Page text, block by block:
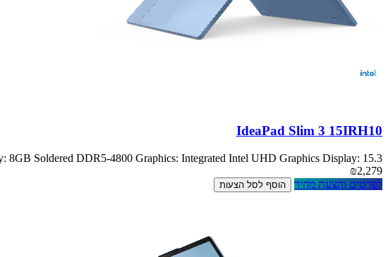
IdeaPad Slim 3 15IRH10
Soldered DDR5-4800 Graphics: Integrated Intel UHD Graphics Display: 15.3
₪2,279
לפרטים והצעת מחיר
הוסף לסל הצעות